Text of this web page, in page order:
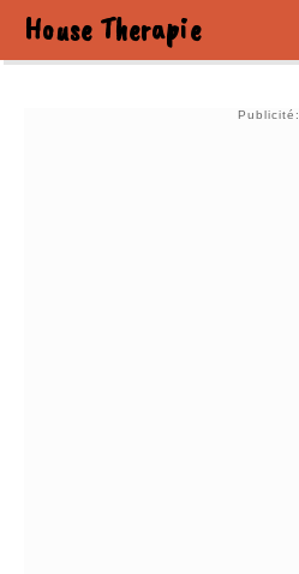
House Therapie
Publicité: